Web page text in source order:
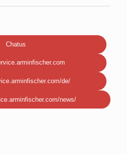
Chatus
de/
news/